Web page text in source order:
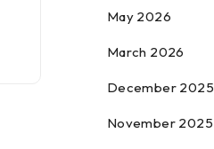
May 2026
March 2026
December 2025
November 2025